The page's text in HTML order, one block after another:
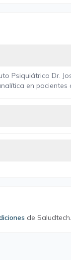
Psiquiátrico Dr.
en
de Saludtech.